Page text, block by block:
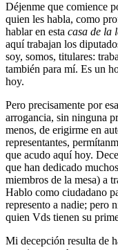
Déjenme que comience
quien les habla, como
hablar en esta casa de la
aquí trabajan los
soy, somos, titulares:
también para mí. Es un
hoy.
Pero precisamente por
arrogancia, sin ninguna
menos, de erigirme en
representantes,
que acudo aquí hoy.
que han dedicado
miembros de la mesa) a
Hablo como ciudadano
represento a nadie; pero
quien Vds tienen su
Mi decepción resulta de